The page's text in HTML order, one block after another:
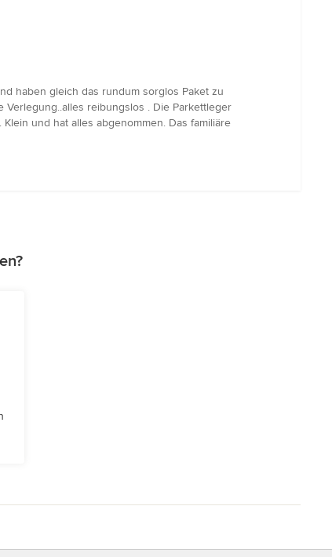
haben gleich das rundum sorglos Paket zu
reibungslos . Die Parkettleger
und hat alles abgenommen. Das familiäre